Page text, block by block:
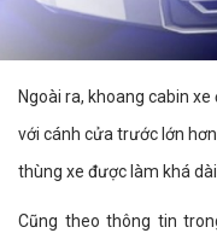
Ngoài ra, khoang cabin
với cánh cửa trước lớn
thùng xe được làm khá
Cũng theo thông tin